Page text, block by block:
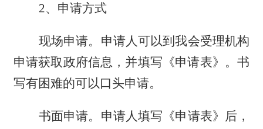
2、申请方式
现场申请。申请人可以到我会受理机构
申请获取政府信息，并填写《申请表》。书
写有困难的可以口头申请。
书面申请。申请人填写《申请表》后，